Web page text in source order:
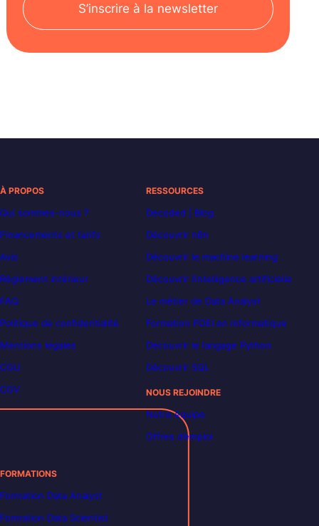
S’inscrire à la newsletter
À PROPOS
Qui sommes-nous ?
Financements et tarifs
Avis
Règlement intérieur
FAQ
Politique de confidentialité
Mentions légales
CGU
CGV
RESSOURCES
Decoded | Blog
Découvrir n8n
Découvrir le machine learning
Découvrir l’intelligence artificielle
Le métier de Data Analyst
Formation POEI en informatique
Découvrir le langage Python
Découvrir SQL
NOUS REJOINDRE
Notre équipe
Offres d’emploi
FORMATIONS
Formation Data Analyst
Formation Data Scientist